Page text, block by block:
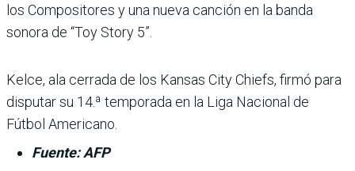
los Compositores y una nueva canción en la banda
sonora de “Toy Story 5”.
Kelce, ala cerrada de los Kansas City Chiefs, firmó para
disputar su 14.ª temporada en la Liga Nacional de
Fútbol Americano.
Fuente: AFP